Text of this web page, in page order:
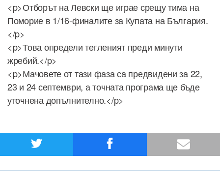
<p>Отборът на Левски ще играе срещу тима на
Поморие в 1/16-финалите за Купата на България.
</p>
<p>Това определи тегленият преди минути
жребий.</p>
<p>Мачовете от тази фаза са предвидени за 22,
23 и 24 септември, а точната програма ще бъде
уточнена допълнително.</p>